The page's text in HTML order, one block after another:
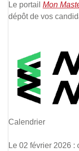
Le portail Mon
dépôt de vos
Calendrier
Le 02 février 2026